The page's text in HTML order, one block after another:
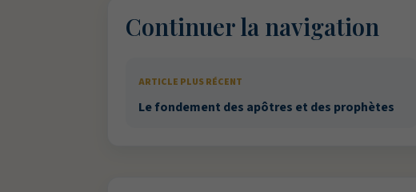
Continuer la navigation
ARTICLE PLUS RÉCENT
Le fondement des apôtres et des prophètes